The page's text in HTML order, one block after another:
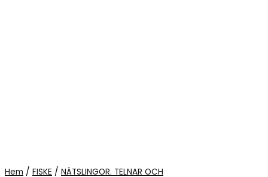
Hem / FISKE / NÄTSLINGOR. TELNAR OCH